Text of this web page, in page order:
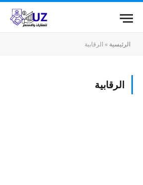
الرئيسية » الرقابية
الرقابية